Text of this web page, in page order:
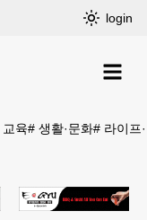
login
교육# 생활·문화# 라이프